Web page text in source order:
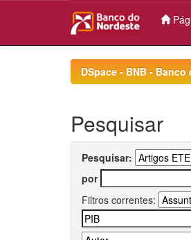
DSpace - BNB -
Pesquisar
Pesquisar:
por
Filtros correntes: